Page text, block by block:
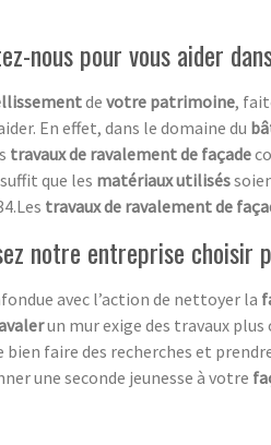
nous pour vous aider
de votre patrimoine,
En effet, dans le domaine du
travaux de ravalement de façade
que les matériaux utilisés
travaux de ravalement de
notre entreprise choisir
avec l’action de nettoyer la
un mur exige des travaux
bien faire des recherches et
une seconde jeunesse à votre